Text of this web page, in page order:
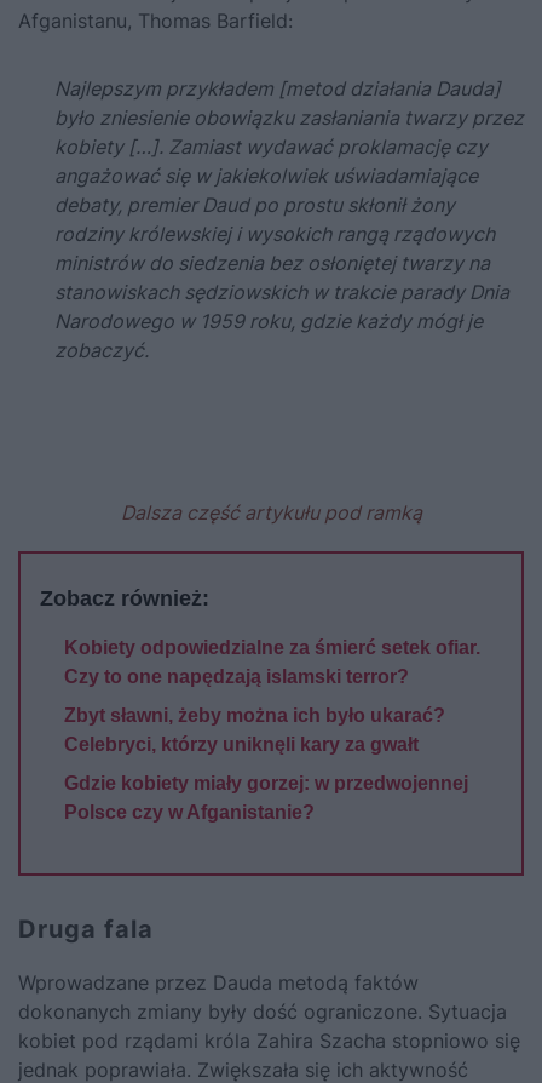
Afganistanu, Thomas Barfield:
Najlepszym przykładem [metod działania Dauda]
było zniesienie obowiązku zasłaniania twarzy przez
kobiety […]. Zamiast wydawać proklamację czy
angażować się w jakiekolwiek uświadamiające
debaty, premier Daud po prostu skłonił żony
rodziny królewskiej i wysokich rangą rządowych
ministrów do siedzenia bez osłoniętej twarzy na
stanowiskach sędziowskich w trakcie parady Dnia
Narodowego w 1959 roku, gdzie każdy mógł je
zobaczyć.
Dalsza część artykułu pod ramką
Zobacz również:
Kobiety odpowiedzialne za śmierć setek ofiar.
Czy to one napędzają islamski terror?
Zbyt sławni, żeby można ich było ukarać?
Celebryci, którzy uniknęli kary za gwałt
Gdzie kobiety miały gorzej: w przedwojennej
Polsce czy w Afganistanie?
Druga fala
Wprowadzane przez Dauda metodą faktów
dokonanych zmiany były dość ograniczone. Sytuacja
kobiet pod rządami króla Zahira Szacha stopniowo się
jednak poprawiała. Zwiększała się ich aktywność